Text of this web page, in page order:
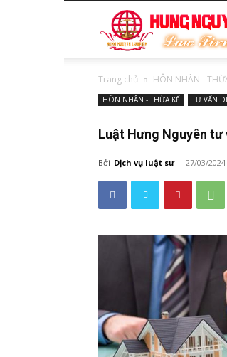
Trang chủ HÔN NHÂN -
HÔN NHÂN - THỪA KẾ TƯ VẤN
Luật Hưng Nguyên
Bởi Dịch vụ luật sư - 27/03/2024